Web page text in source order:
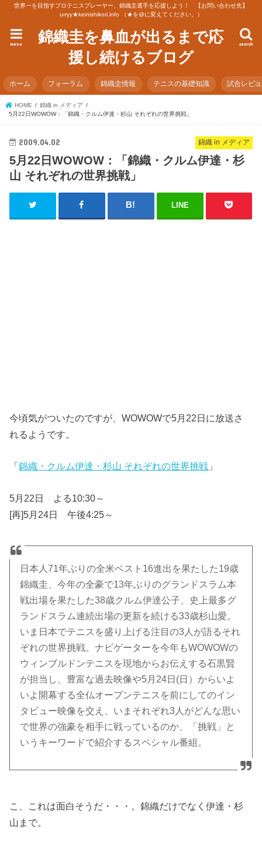
世界一を目指すプロテニスプレーヤー、錦織圭選手を応援しよう！ 【お問い合わせ先】
urryy★keinishikori.info （★を@に変えてください。）
錦織圭を鼻血が出るまで応
援し続けるブログ
search
menu
ホーム フォーラム 錦織圭情報 テニスの基礎知識 試合レビ
HOME
錦織 in メディア
5月22日WOWOW：「錦織・クルム伊達・杉山 それぞれの世界挑戦」
錦織 in メディア
2009.04.02
5月22日WOWOW：「錦織・クルム伊達・杉
山 それぞれの世界挑戦」
LINE
今頃気がついたのですが、WOWOWで5月22日に放送さ
れるようです。
「錦織・クルム伊達・杉山 それぞれの世界挑戦 」
5月22日 よる10:30～
[再]5月24日 午後4:25～
日本人71年ぶりの全米ベスト16進出を果たした19歳
錦織圭、今年の全豪で13年ぶりのグランドスラム本
戦出場を果たした38歳クルム伊達公子、史上最多グ
ランドスラム連続出場の更新を続ける33歳杉山愛。
いま日本でテニスを盛り上げる注目の3人が語るそれ
ぞれの世界挑戦。ナビゲーターを今年もWOWOWの
ウィンブルドンテニスを現地からお伝えする石黒賢
が担当し、豊富な過去映像や5月24日(日）からいよ
いよ開幕する全仏オープンテニスを前にしてのイン
タビュー映像を交え、いまそれぞれ3人がどんな思い
で世界の強豪を相手に戦っているのか、「挑戦」と
いうキーワードで紹介するスペシャル番組。
こ、これは面白そうだ・・・。錦織だけでなく伊達・杉
山まで。